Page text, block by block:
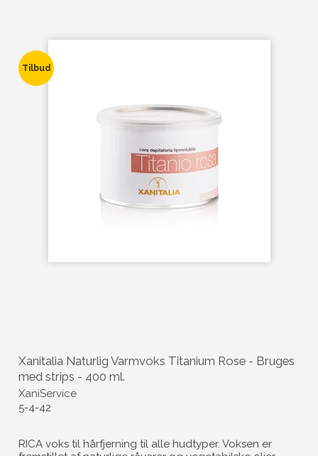
Tilbud
Xanitalia Naturlig Varmvoks Titanium Rose - Bruges
med strips - 400 ml.
XaniService
5-4-42
RICA voks til hårfjerning til alle hudtyper. Voksen er